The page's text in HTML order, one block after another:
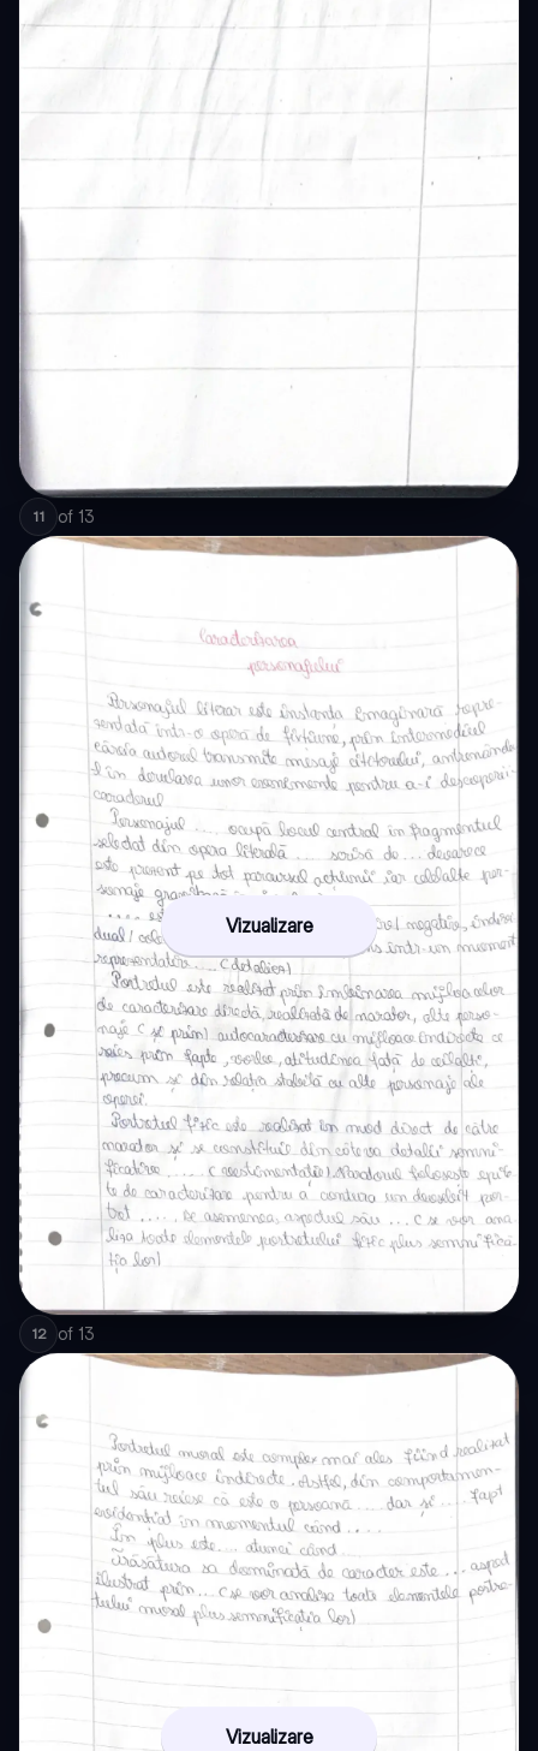
11 of 13
Vizualizare
12 of 13
Vizualizare